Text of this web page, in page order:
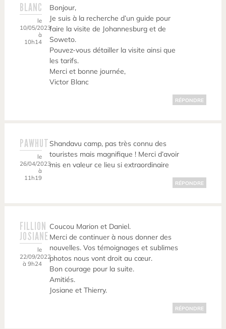
BLANC
le
10/05/2023
à
10h14
Bonjour,
Je suis à la recherche d’un guide pour
faire la visite de Johannesburg et de
Soweto.
Pouvez-vous détailler la visite ainsi que
les tarifs.
Merci et bonne journée,
Victor Blanc
RÉPONDRE
PAWHUT
le
26/04/2023
à
11h19
Shandavu camp, pas très connu des
touristes mais magnifique ! Merci d’avoir
mis en valeur ce lieu si extraordinaire
RÉPONDRE
FILLION
JOSIANE
le
22/09/2022
à 9h24
Coucou Marion et Daniel.
Merci de continuer à nous donner des
nouvelles. Vos témoignages et sublimes
photos nous vont droit au cœur.
Bon courage pour la suite.
Amitiés.
Josiane et Thierry.
RÉPONDRE